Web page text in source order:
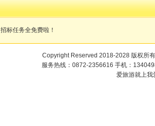
招标任务全免费啦！
Copyright Reserved 2018-2028 版权所
服务热线：0872-2356616 手机：
爱旅游就上我